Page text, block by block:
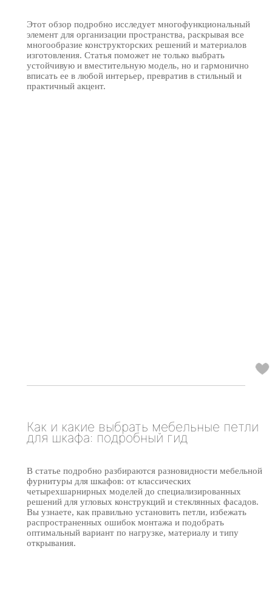
Этот обзор подробно исследует многофункциональный
элемент для организации пространства, раскрывая все
многообразие конструкторских решений и материалов
изготовления. Статья поможет не только выбрать
устойчивую и вместительную модель, но и гармонично
вписать ее в любой интерьер, превратив в стильный и
практичный акцент.
Как и какие выбрать мебельные петли
для шкафа: подробный гид
В статье подробно разбираются разновидности мебельной
фурнитуры для шкафов: от классических
четырехшарнирных моделей до специализированных
решений для угловых конструкций и стеклянных фасадов.
Вы узнаете, как правильно установить петли, избежать
распространенных ошибок монтажа и подобрать
оптимальный вариант по нагрузке, материалу и типу
открывания.